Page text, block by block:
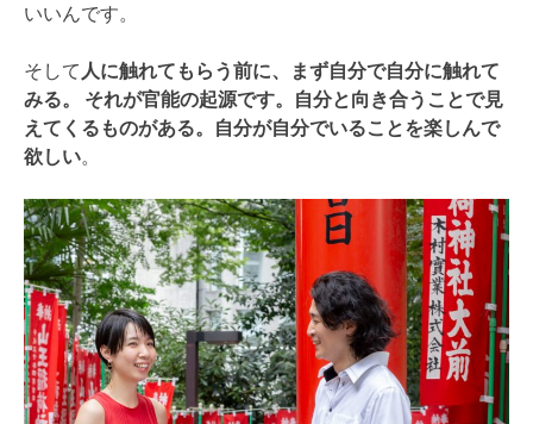
いいんです。
そして 人に触れてもらう前に、まず自分で自分に触れて
みる。 それが官能の起源です。自分と向き合うことで見
えてくるものがある。自分が自分でいることを楽しんで
欲しい。